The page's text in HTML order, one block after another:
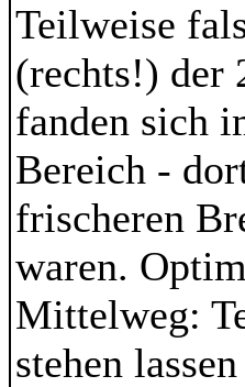
Teilweise
(rechts!) der
fanden sich
Bereich -
frischeren
waren.
Mittelweg:
stehen